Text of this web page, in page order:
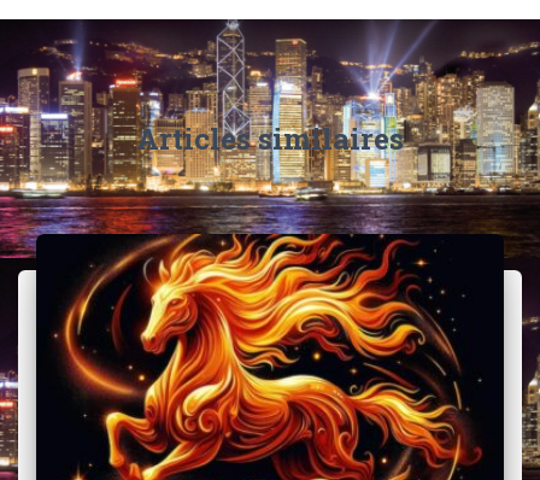
Articles similaires